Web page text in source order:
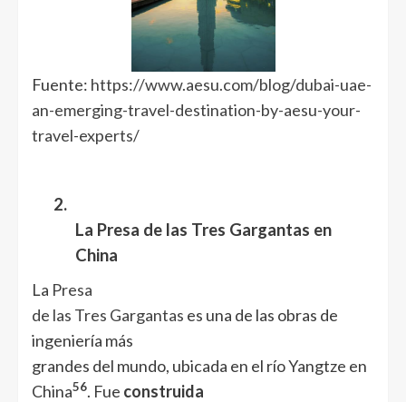
Fuente: https://www.aesu.com/blog/dubai-uae-
an-emerging-travel-destination-by-aesu-your-
travel-experts/
2.
La Presa de las Tres Gargantas en
China
La Presa
de las Tres Gargantas es una de las obras de
ingeniería más
grandes del mundo, ubicada en el río Yangtze en
China56. Fue construida